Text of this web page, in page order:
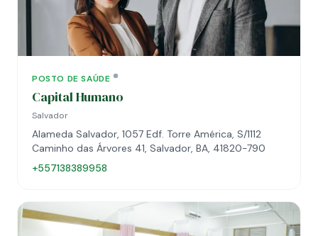
POSTO DE SAÚDE
Capital Humano
Salvador
Alameda Salvador, 1057 Edf. Torre América, S/1112
Caminho das Árvores 41, Salvador, BA, 41820-790
+557138389958